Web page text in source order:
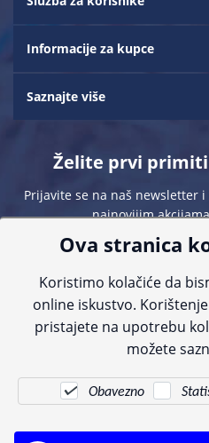
Informacije za kupce
Saznajte više
Želite prvi primiti
Prijavite se na naš newsletter
najnovijim
Sve navedene cijene sadrže PDV.
informacije, ali zbog tehnoloških
kontaktirajte nas putem telefona:+385 23
Ova stranica
Koristimo kolačiće da
online iskustvo.
pristajete na upotrebu
možete
Obavezno